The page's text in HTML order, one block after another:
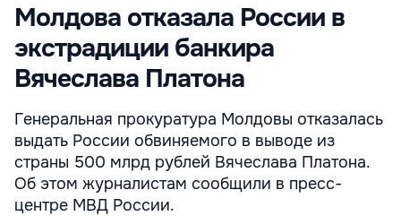
Молдова отказала России в
экстрадиции банкира
Вячеслава Платона
Генеральная прокуратура Молдовы отказалась
выдать России обвиняемого в выводе из
страны 500 млрд рублей Вячеслава Платона.
Об этом журналистам сообщили в пресс-
центре МВД России.